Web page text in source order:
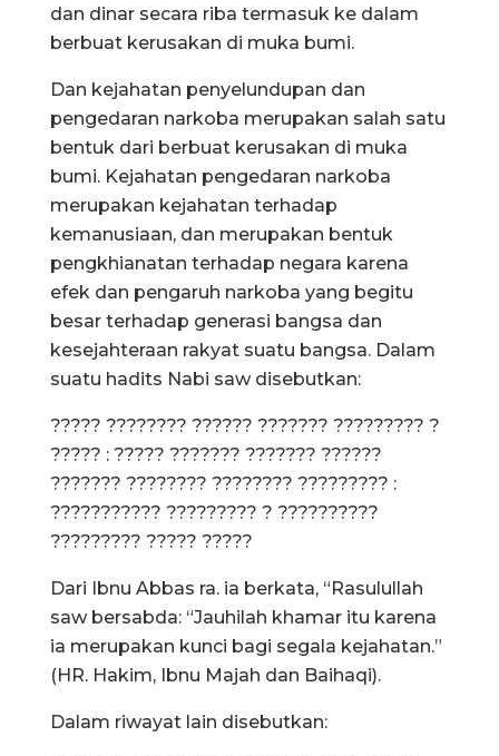
dan dinar secara riba termasuk ke dalam
berbuat kerusakan di muka bumi.
Dan kejahatan penyelundupan dan
pengedaran narkoba merupakan salah satu
bentuk dari berbuat kerusakan di muka
bumi. Kejahatan pengedaran narkoba
merupakan kejahatan terhadap
kemanusiaan, dan merupakan bentuk
pengkhianatan terhadap negara karena
efek dan pengaruh narkoba yang begitu
besar terhadap generasi bangsa dan
kesejahteraan rakyat suatu bangsa. Dalam
suatu hadits Nabi saw disebutkan:
????? ???????? ?????? ??????? ????????? ?
????? : ????? ??????? ??????? ??????
??????? ???????? ???????? ????????? :
??????????? ????????? ? ??????????
????????? ????? ?????
Dari Ibnu Abbas ra. ia berkata, “Rasulullah
saw bersabda: “Jauhilah khamar itu karena
ia merupakan kunci bagi segala kejahatan.”
(HR. Hakim, Ibnu Majah dan Baihaqi).
Dalam riwayat lain disebutkan: